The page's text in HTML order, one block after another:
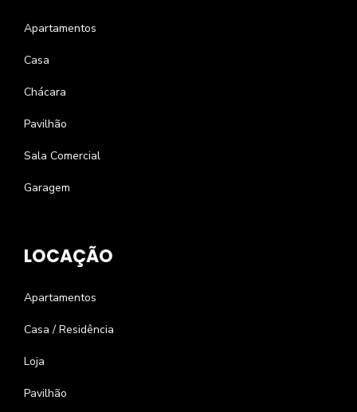
Apartamentos
Casa
Chácara
Pavilhão
Sala Comercial
Garagem
LOCAÇÃO
Apartamentos
Casa / Residência
Loja
Pavilhão